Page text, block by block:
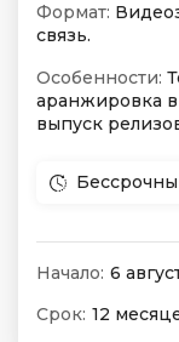
Формат:
связь.
Особенности:
аранжировка
выпуск
Начало: 6
Срок: 12